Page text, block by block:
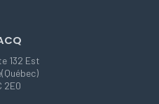
132 Est
2E0